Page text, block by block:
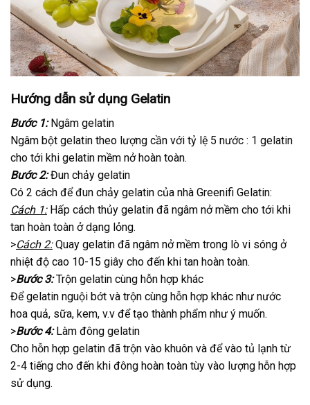
Hướng dẫn sử dụng Gelatin
Bước 1:Ngâm gelatin
Ngâm bột gelatin theo lượng cần với tỷ lệ 5 nước : 1 gelatin
cho tới khi gelatin mềm nở hoàn toàn.
Bước 2:Đun chảy gelatin
Có 2 cách để đun chảy gelatin của nhà Greenifi Gelatin:
Cách 1:Hấp cách thủy gelatin đã ngâm nở mềm cho tới khi
tan hoàn toàn ở dạng lỏng.
>Cách 2:Quay gelatin đã ngâm nở mềm trong lò vi sóng ở
nhiệt độ cao 10-15 giây cho đến khi tan hoàn toàn.
>Bước 3:Trộn gelatin cùng hỗn hợp khác
Để gelatin nguội bớt và trộn cùng hỗn hợp khác như nước
hoa quả, sữa, kem, v.v để tạo thành phẩm như ý muốn.
>Bước 4:Làm đông gelatin
Cho hỗn hợp gelatin đã trộn vào khuôn và để vào tủ lạnh từ
2-4 tiếng cho đến khi đông hoàn toàn tùy vào lượng hỗn hợp
sử dụng.